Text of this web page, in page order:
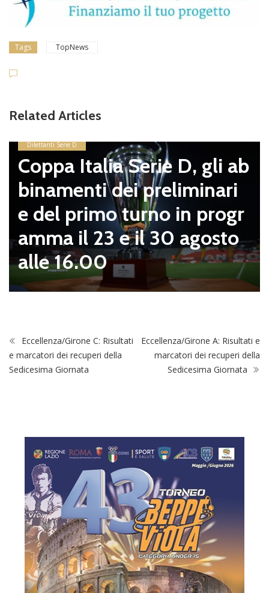
Tags TopNews
Related Articles
Dilettanti Serie D
Coppa Italia Serie D, gli ab
binamenti dei preliminari
e del primo turno in progr
amma il 23 e il 30 agosto
alle 16.00
Eccellenza/Girone C: Risultati
e marcatori dei recuperi della
Sedicesima Giornata
Eccellenza/Girone A: Risultati e
marcatori dei recuperi della
Sedicesima Giornata